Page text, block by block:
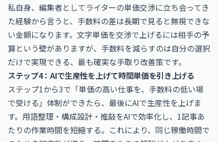
私自身、編集者としてライターの単価交渉に立ち会ってき
た経験から言うと、手数料の差は長期で見ると無視できな
い金額になります。文字単価を交渉で上げるには相手の予
算という壁がありますが、手数料を減らすのは自分の選択
だけで実現できる、最も確実な手取り改善策です。
ステップ4：AIで生産性を上げて時間単価を引き上げる
ステップ1から3で「単価の高い仕事を、手数料の低い場
で受ける」体制ができたら、最後にAIで生産性を上げま
す。用語整理・構成設計・推敲をAIで効率化し、1記事あ
たりの作業時間を短縮する。これにより、同じ稼働時間で